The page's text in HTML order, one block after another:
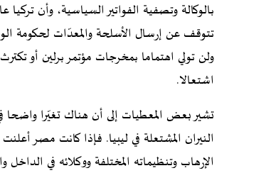
بالوكالة وتصفية الفواتير السياسية، وأن
تتوقف عن إرسال الأسلحة والمعدّات لحكومة
ولن تولي اهتماما بمخرجات مؤتمر برلين أو
اشتعالا.
تشير بعض المعطيات إلى أن هناك تغيّرا واضحا
النيران المشتعلة في ليبيا. فإذا كانت مصر
الإرهاب وتنظيماته المختلفة ووكلائه في